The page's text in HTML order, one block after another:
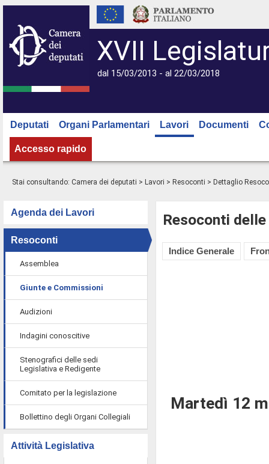
XVII
dal 15/03/2013 - al 22/03/2018
Deputati Organi Parlamentari Lavori Documenti
Accesso rapido
Stai consultando: Camera dei deputati > Lavori > Resoconti > Dettaglio
Agenda dei Lavori
Resoconti
Assemblea
Giunte e Commissioni
Audizioni
Indagini conoscitive
Stenografici delle sedi
Legislativa e Redigente
Comitato per la legislazione
Bollettino degli Organi Collegiali
Attività Legislativa
Resoconti
Indice Generale
Martedì 12